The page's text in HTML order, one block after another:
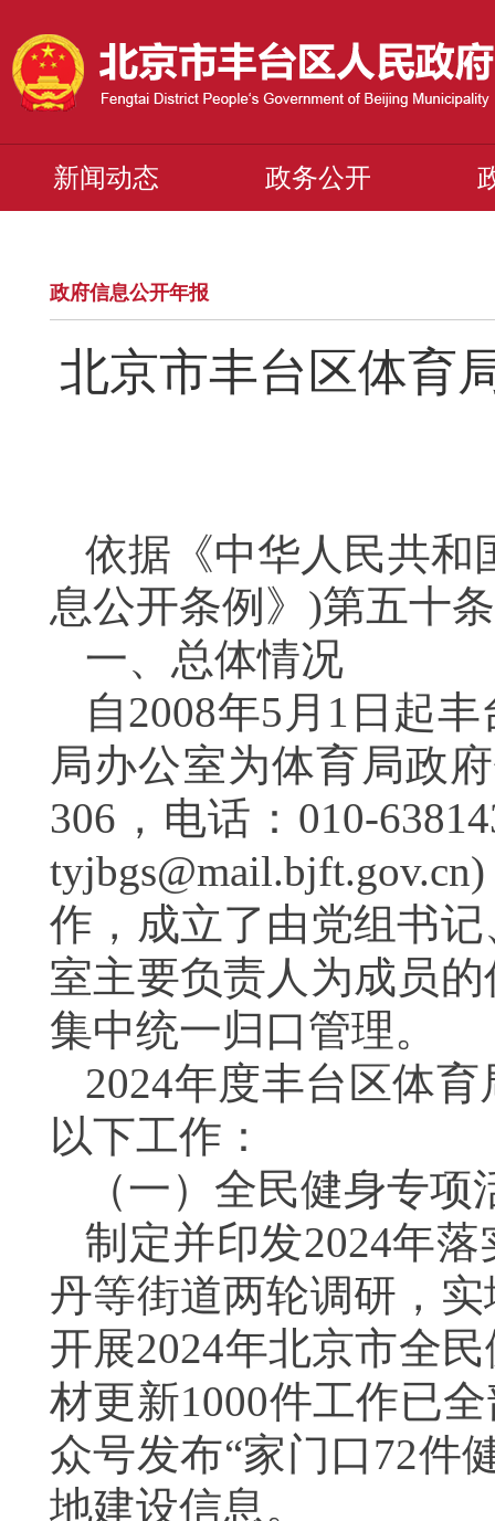
新闻动态 政务公开
政府信息公开年报
北京市丰台区体育
依据《中华人民共和
息公开条例》)第五十
一、总体情况
自2008年5月1日起
局办公室为体育局政
306，电话： 010-
作，成立了由党组书
室主要负责人为成员
集中统一归口管理。
2024年度丰台区体育
以下工作：
（一） 全民健身专项
制定并印发2024年
丹等街道两轮调研，
开展2024年北京市全
材更新1000件工作已
众号发布“家门口72件
地建设信息。